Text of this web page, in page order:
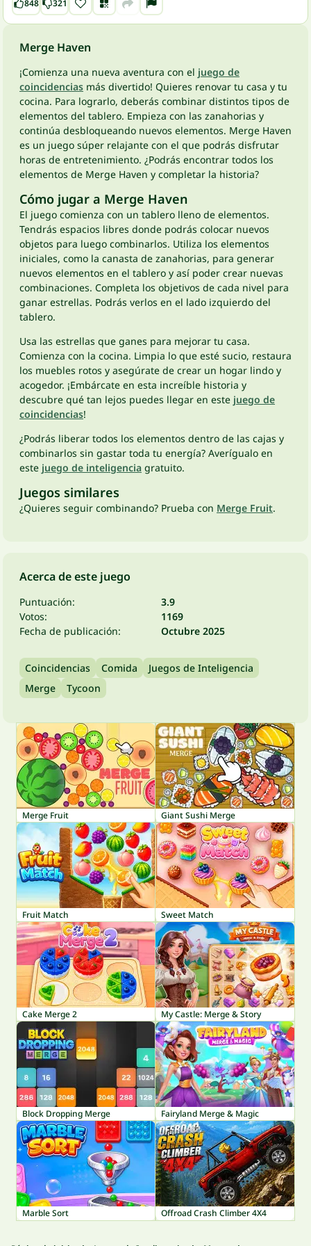
848 321
Merge Haven
¡Comienza una nueva aventura con el juego de
coincidencias más divertido! Quieres renovar tu casa y tu
cocina. Para lograrlo, deberás combinar distintos tipos de
elementos del tablero. Empieza con las zanahorias y
continúa desbloqueando nuevos elementos. Merge Haven
es un juego súper relajante con el que podrás disfrutar
horas de entretenimiento. ¿Podrás encontrar todos los
elementos de Merge Haven y completar la historia?
Cómo jugar a Merge Haven
El juego comienza con un tablero lleno de elementos.
Tendrás espacios libres donde podrás colocar nuevos
objetos para luego combinarlos. Utiliza los elementos
iniciales, como la canasta de zanahorias, para generar
nuevos elementos en el tablero y así poder crear nuevas
combinaciones. Completa los objetivos de cada nivel para
ganar estrellas. Podrás verlos en el lado izquierdo del
tablero.
Usa las estrellas que ganes para mejorar tu casa.
Comienza con la cocina. Limpia lo que esté sucio, restaura
los muebles rotos y asegúrate de crear un hogar lindo y
acogedor. ¡Embárcate en esta increíble historia y
descubre qué tan lejos puedes llegar en este juego de
coincidencias!
¿Podrás liberar todos los elementos dentro de las cajas y
combinarlos sin gastar toda tu energía? Averígualo en
este juego de inteligencia gratuito.
Juegos similares
¿Quieres seguir combinando? Prueba con Merge Fruit.
Acerca de este juego
Puntuación:
3.9
Votos:
1169
Fecha de publicación:
Octubre 2025
Coincidencias Comida
Juegos de Inteligencia
Merge
Tycoon
Merge Fruit Giant Sushi Merge
Fruit Match Sweet Match
Cake Merge 2 My Castle: Merge & Story
Block Dropping Merge Fairyland Merge & Magic
Marble Sort Offroad Crash Climber 4X4